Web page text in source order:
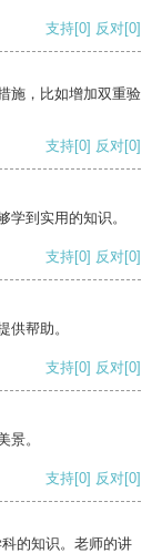
支持[0] 反对[0]
施，比如增加双重验
支持[0] 反对[0]
学到实用的知识。
支持[0] 反对[0]
供帮助。
支持[0] 反对[0]
景。
支持[0] 反对[0]
的知识。老师的讲